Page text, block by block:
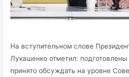
На вступительном слове
Лукашенко отметил:
принято обсуждать на уровне